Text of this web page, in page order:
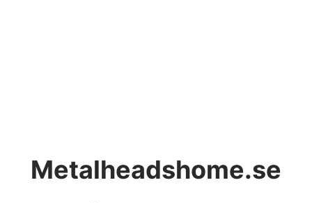
Metalheadshome.se